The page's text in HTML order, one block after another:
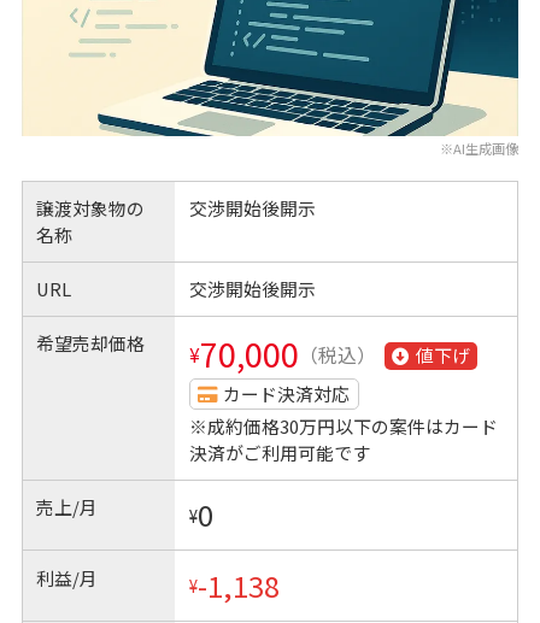
※AI生成画像
譲渡対象物の
名称
交渉開始後開示
URL 交渉開始後開示
希望売却価格 ¥70,000 （税込）
値下げ
カード決済対応
※成約価格30万円以下の案件はカード
決済がご利用可能です
売上/月 ¥0
利益/月 ¥-1,138